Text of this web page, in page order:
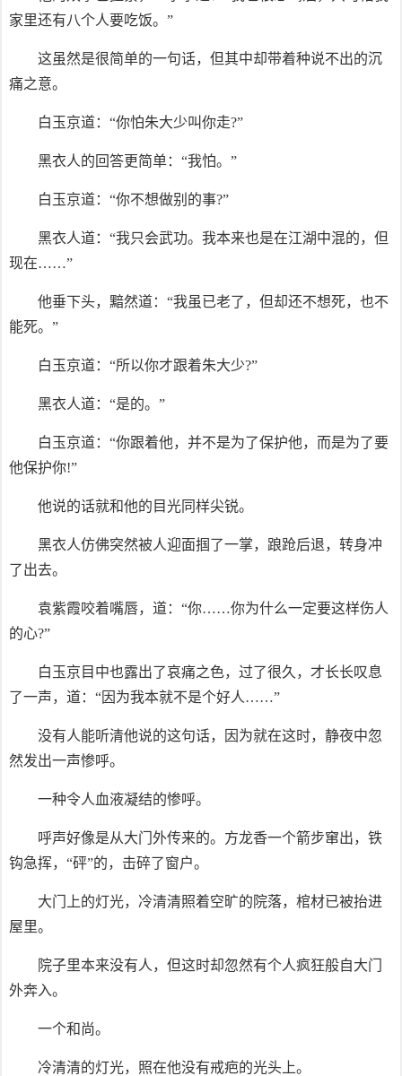
家里还有八个人要吃饭。”
这虽然是很简单的一句话，但其中却带着种说不出的沉
痛之意。
白玉京道：“你怕朱大少叫你走?”
黑衣人的回答更简单：“我怕。”
白玉京道：“你不想做别的事?”
黑衣人道：“我只会武功。我本来也是在江湖中混的，但
现在……”
他垂下头，黯然道：“我虽已老了，但却还不想死，也不
能死。”
白玉京道：“所以你才跟着朱大少?”
黑衣人道：“是的。”
白玉京道：“你跟着他，并不是为了保护他，而是为了要
他保护你!”
他说的话就和他的目光同样尖锐。
黑衣人仿佛突然被人迎面掴了一掌，踉跄后退，转身冲
了出去。
袁紫霞咬着嘴唇，道：“你……你为什么一定要这样伤人
的心?”
白玉京目中也露出了哀痛之色，过了很久，才长长叹息
了一声，道：“因为我本就不是个好人……”
没有人能听清他说的这句话，因为就在这时，静夜中忽
然发出一声惨呼。
一种令人血液凝结的惨呼。
呼声好像是从大门外传来的。方龙香一个箭步窜出，铁
钩急挥，“砰”的，击碎了窗户。
大门上的灯光，冷清清照着空旷的院落，棺材已被抬进
屋里。
院子里本来没有人，但这时却忽然有个人疯狂般自大门
外奔入。
一个和尚。
冷清清的灯光，照在他没有戒疤的光头上。